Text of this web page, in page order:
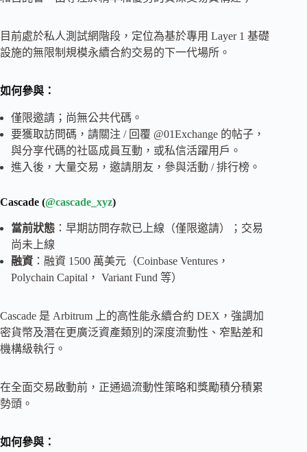
目前處於私人測試網階段，定位為基於專用 Layer 1 基礎
設施的無限制規模永續合約交易的下一代場所。
如何參與：
僅限邀請；尚無公共代碼。
要獲取訪問碼，請關注 / 回覆 @01Exchange 的帖子，
與分享代碼的社區成員互動，或私信活躍用戶。
進入後，大量交易，邀請朋友，參與活動 / 排行榜。
Cascade (@cascade_xyz)
當前狀態 ：早期訪問存款已上線（僅限邀請）；交易
尚未上線
融資 ：融資 1500 萬美元（Coinbase Ventures，
Polychain Capital， Variant Fund 等）
Cascade 是 Arbitrum 上的高性能永續合約 DEX，強調加
密貨幣及潛在更廣泛資產類別的深度流動性、窄點差和
機構級執行。
在全面交易啟動前，正通過流動性策略和獎勵積分積累
勢頭。
如何參與：